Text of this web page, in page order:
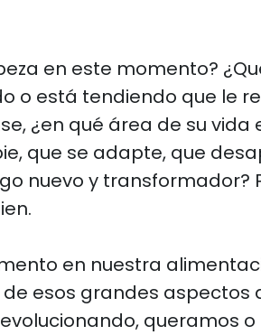
en este momento?
o está tendiendo que le
¿en qué área de su vida
que se adapte, que
nuevo y transformador?
en nuestra
esos grandes aspectos
queramos o